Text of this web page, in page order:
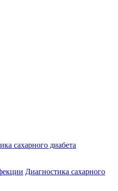
сахарного диабета
Диагностика сахарного